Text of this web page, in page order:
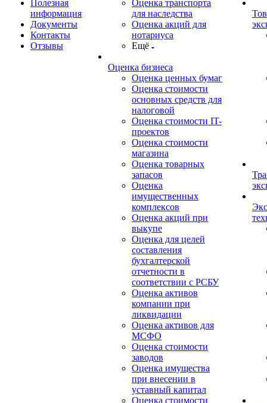
Полезная
информация
Документы
Контакты
Отзывы
Оценка транспорта
для наследства
Оценка акций для
нотариуса
Ещё
Оценка бизнеса
Оценка ценных бумаг
Оценка стоимости
основных средств для
налоговой
Оценка стоимости IT-
проектов
Оценка стоимости
магазина
Оценка товарных
запасов
Оценка
имущественных
комплексов
Оценка акций при
выкупе
Оценка для целей
составления
бухгалтерской
отчетности в
соответствии с РСБУ
Оценка активов
компании при
ликвидации
Оценка активов для
МСФО
Оценка стоимости
заводов
Оценка имущества
при внесении в
уставный капитал
Оценка стоимости